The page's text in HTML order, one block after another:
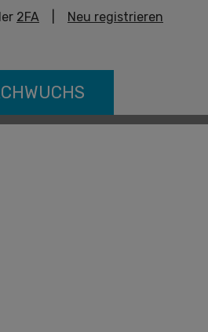
2FA Neu registrieren